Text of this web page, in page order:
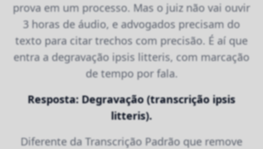
prova em um processo. Mas o juiz não vai ouvir
3 horas de áudio, e advogados precisam do
texto para citar trechos com precisão. É aí que
entra a degravação ipsis litteris, com marcação
de tempo por fala.
Resposta: Degravação (transcrição ipsis
litteris).
Diferente da Transcrição Padrão que remove